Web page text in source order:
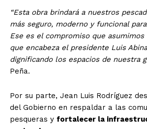
“Esta obra brindará a nuestros
más seguro, moderno y funcional
Ese es el compromiso que
que encabeza el presidente Luis
dignificando los espacios de nuestra
Peña.
Por su parte, Jean Luis Rodríguez
del Gobierno en respaldar a las
pesqueras y fortalecer la